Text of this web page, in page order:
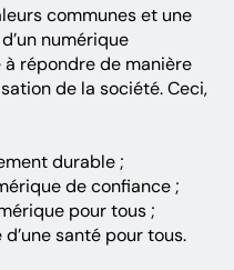
communes et une
numérique
répondre de manière
de la société. Ceci,
durable ;
de confiance ;
pour tous ;
santé pour tous.